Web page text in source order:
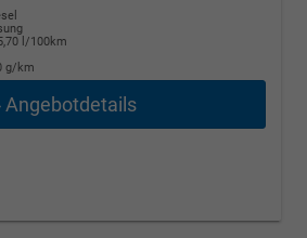
l/100km
g/km
Angebotdetails